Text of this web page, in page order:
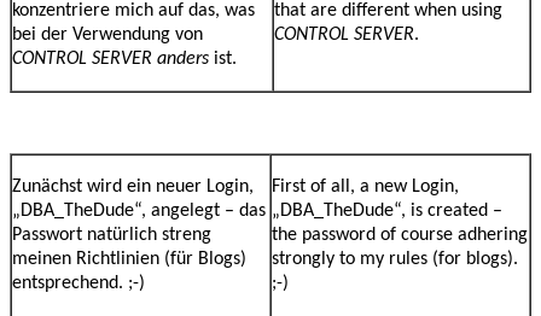
konzentriere mich auf das, was
bei der Verwendung von
CONTROL SERVER anders ist.
that are different when using
CONTROL SERVER.
Zunächst wird ein neuer Login,
„DBA_TheDude“, angelegt – das
Passwort natürlich streng
meinen Richtlinien (für Blogs)
entsprechend. ;-)
First of all, a new Login,
„DBA_TheDude“, is created –
the password of course adhering
strongly to my rules (for blogs).
;-)